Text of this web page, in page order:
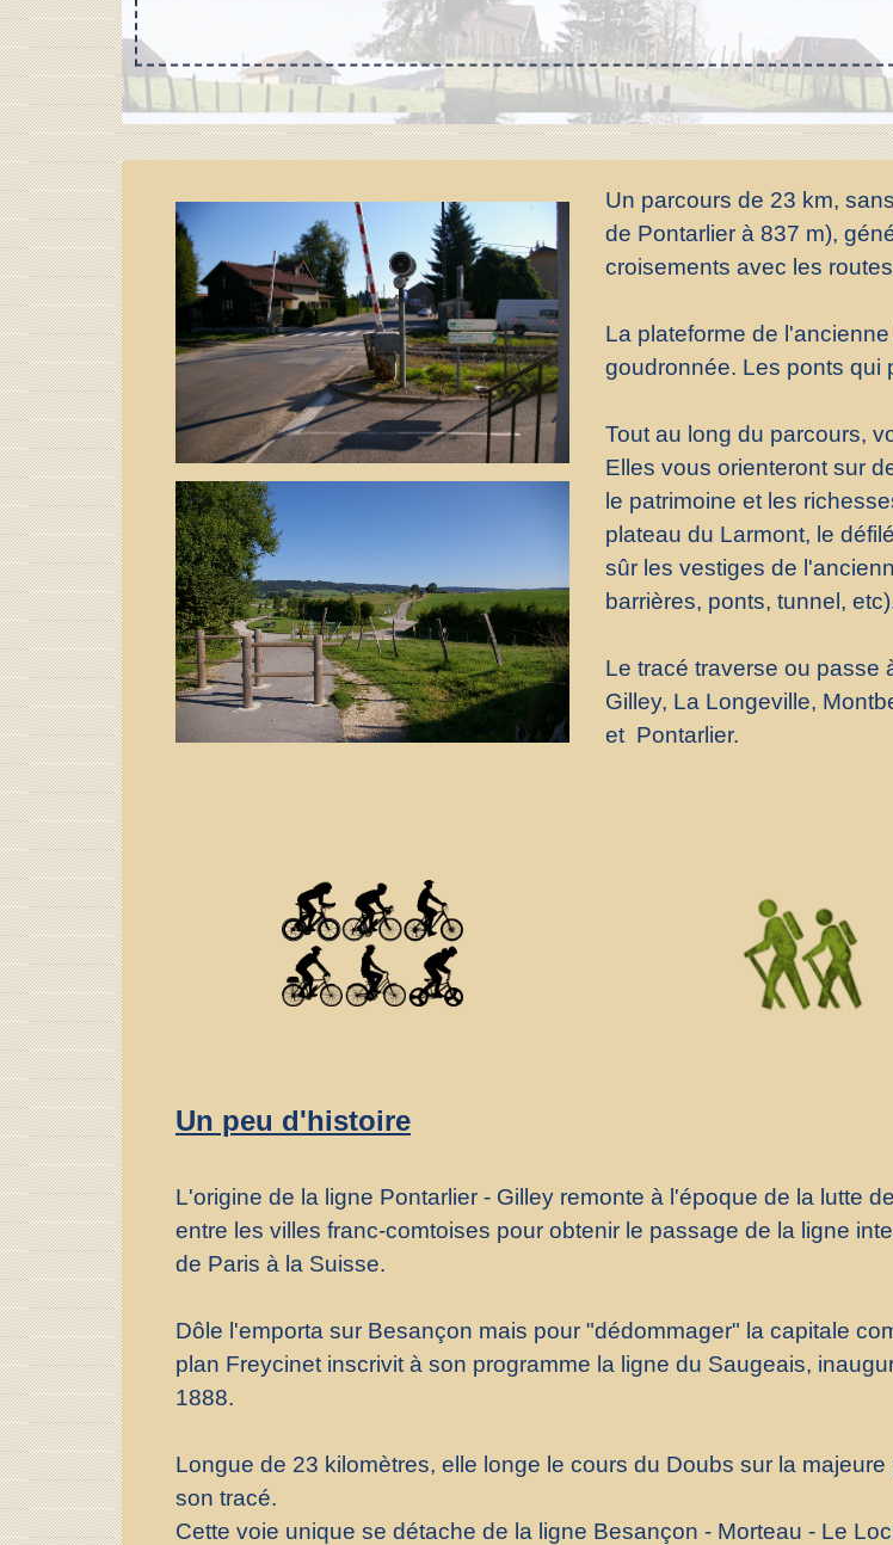
Un parcours de 23 km,
de Pontarlier à 837 m),
croisements avec les
La plateforme de
goudronnée. Les ponts qui
Tout au long du parcours,
Elles vous orienteront sur
le patrimoine et les
plateau du Larmont, le
sûr les vestiges de
barrières, ponts, tunnel,
Le tracé traverse ou passe
Gilley, La Longeville,
et Pontarlier.
Un peu d'histoire
L'origine de la ligne Pontarlier - Gilley remonte à l'époque de la lutte
entre les villes franc-comtoises pour obtenir le passage de la ligne
de Paris à la Suisse.
Dôle l'emporta sur Besançon mais pour "dédommager" la capitale
plan Freycinet inscrivit à son programme la ligne du Saugeais,
1888.
Longue de 23 kilomètres, elle longe le cours du Doubs sur la majeure
son tracé.
Cette voie unique se détache de la ligne Besançon - Morteau - Le